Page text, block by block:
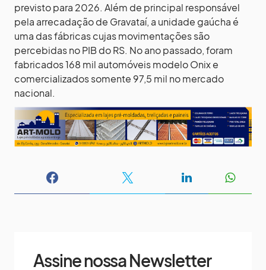
previsto para 2026. Além de principal responsável
pela arrecadação de Gravataí, a unidade gaúcha é
uma das fábricas cujas movimentações são
percebidas no PIB do RS. No ano passado, foram
fabricados 168 mil automóveis modelo Onix e
comercializados somente 97,5 mil no mercado
nacional.
Assine nossa Newsletter